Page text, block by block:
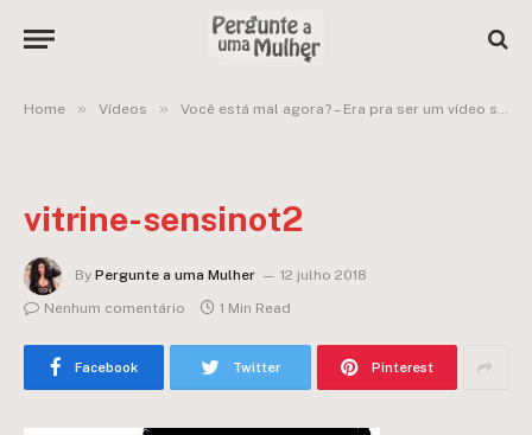
Home » Vídeos » Você está mal agora? – Era pra ser um vídeo sobre sensibilidade
vitrine-sensinot2
By Pergunte a uma Mulher
12 julho 2018
Nenhum comentário
1 Min Read
Facebook Twitter Pinterest